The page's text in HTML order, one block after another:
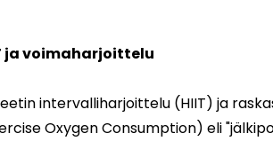
ja voimaharjoittelu
intervalliharjoittelu (HIIT) ja
Oxygen Consumption) eli